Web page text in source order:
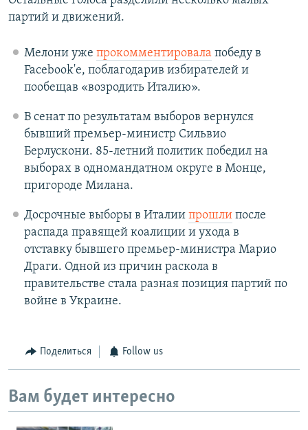
партий и движений.
Мелони уже прокомментировала победу в
Facebook'е, поблагодарив избирателей и
пообещав «возродить Италию».
В сенат по результатам выборов вернулся
бывший премьер-министр Сильвио
Берлускони. 85-летний политик победил на
выборах в одномандатном округе в Монце,
пригороде Милана.
Досрочные выборы в Италии прошлипосле
распада правящей коалиции и ухода в
отставку бывшего премьер-министра Марио
Драги. Одной из причин раскола в
правительстве стала разная позиция партий по
войне в Украине.
Поделиться Follow us
Вам будет интересно